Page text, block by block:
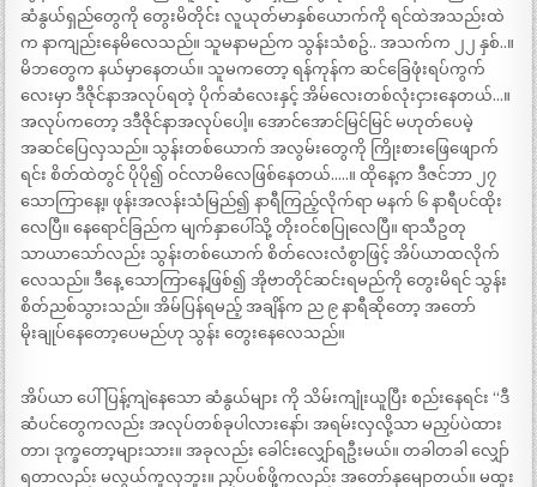
ဆံနွယ်ရှည်တွေကို​ တွေးမိတိုင်း လူယုတ်မာနှစ်ယောက်ကို ရင်ထဲအသည်းထဲ
က နာကျည်းနေမိလေသည်။ သူမနာမည်က သွန်းသံစဥ်.. အသက်က ၂၂ နှစ်..။
မိဘတွေက နယ်မှာနေတယ်။ သူမကတော့ ရန်ကုန်က ဆင်ခြေဖုံးရပ်ကွက်
လေးမှာ ဒီဇိုင်နာအလုပ်ရတဲ့ ပိုက်ဆံလေးနှင့် အိမ်လေးတစ်လုံးငှားနေတယ်…။
အလုပ်ကတော့ ဒဒီဇိုင်နာအလုပ်ပေါ့။ အောင်အောင်မြင်မြင် မဟုတ်ပေမဲ့
အဆင်ပြေလှသည်။ သွန်းတစ်ယောက် အလွမ်းတွေကို ကြိုးစားဖြေဖျောက်
ရင်း စိတ်ထဲတွင် ပိုပို၍ ဝင်လာမိလေဖြစ်နေတယ်…..။ ထိုနေ့က ဒီဇင်ဘာ ၂၇
သောကြာနေ့။ ဖုန်းအလန်းသံမြည်၍ နာရီကြည့်လိုက်ရာ မနက် ၆ နာရီပင်ထိုး
လေပြီ။ နေရောင်ခြည်က မျက်နှာပေါ်သို့ တိုးဝင်စပြုလေပြီ။ ရာသီဥတု
သာယာသော်လည်း သွန်းတစ်ယောက် စိတ်လေးလံစွာဖြင့် အိပ်ယာထလိုက်
လေသည်။ ဒီနေ့ သောကြာနေ့ဖြစ်၍ အိုဗာတိုင်ဆင်းရမည်ကို တွေးမိရင် သွန်း
စိတ်ညစ်သွားသည်။ အိမ်ပြန်ရမည့် အချိန်က ည ၉ နာရီဆိုတော့ အတော်
မိုးချုပ်နေတော့ပေမည်ဟု သွန်း တွေးနေလေသည်။
အိပ်ယာ ပေါ် ပြန့်ကျဲနေသော ဆံနွယ်များ ကို သိမ်းကျုံးယူပြီး စည်းနေရင်း “ဒီ
ဆံပင်တွေကလည်း အလုပ်တစ်ခုပါလားနော်၊ အရမ်းလှလို့သာ မညှပ်ပဲထား
တာ၊ ဒုက္ခတော့များသား။ အခုလည်း ခေါင်းလျှော်ရဦးမယ်။ တခါတခါ လျှော်
ရတာလည်း မလွယ်ကူလှဘူး။ ညှပ်ပစ်ဖို့ကလည်း အတော်နှမျောတယ်။ မထူး